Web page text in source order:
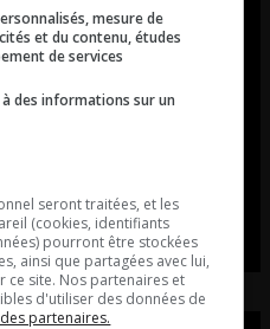
mesure de
et du contenu, études
de services
des informations sur un
seront traitées, et les
(cookies, identifiants
pourront être stockées
ainsi que partagées avec lui,
ce site. Nos partenaires et
d'utiliser des données de
partenaires.